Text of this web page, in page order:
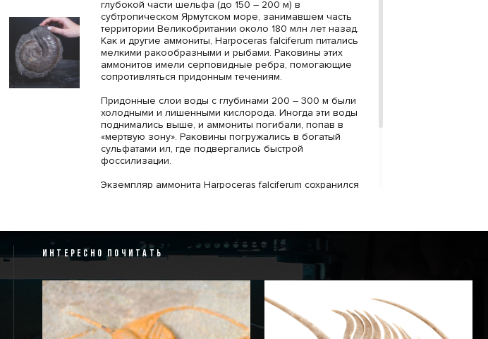
глубокой части шельфа (до 150 – 200 м) в
субтропическом Ярмутском море, занимавшем часть
территории Великобритании около 180 млн лет назад.
Как и другие аммониты, Harpoceras falciferum питались
мелкими ракообразными и рыбами. Раковины этих
аммонитов имели серповидные ребра, помогающие
сопротивляться придонным течениям.
Придонные слои воды с глубинами 200 – 300 м были
холодными и лишенными кислорода. Иногда эти воды
поднимались выше, и аммониты погибали, попав в
«мертвую зону». Раковины погружались в богатый
сульфатами ил, где подвергались быстрой
фоссилизации.
Экземпляр аммонита Harpoceras falciferum сохранился
повреждений. Перламутровый слой утрачен, но
сохранена тёмная пиритизация, благодаря чему
окаменелость имеет легкий металлический блеск.
ИНТЕРЕСНО ПОЧИТАТЬ